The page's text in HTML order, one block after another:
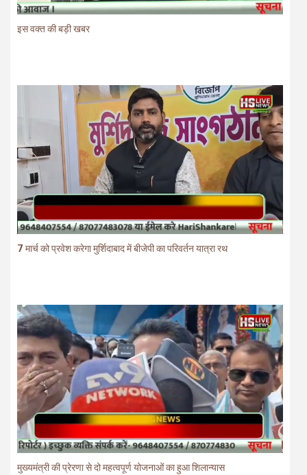
इस वक्त की बड़ी खबर
7 मार्च को प्रवेश करेगा मुर्शिदाबाद में बीजेपी का परिवर्तन यात्रा रथ
मुख्यमंत्री की प्रेरणा से दो महत्वपूर्ण योजनाओं का हुआ शिलान्यास